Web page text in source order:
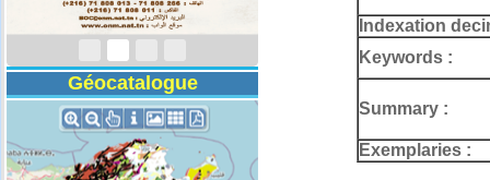
Géocatalogue
Indexation
Keywords :
Summary :
Exemplaries :